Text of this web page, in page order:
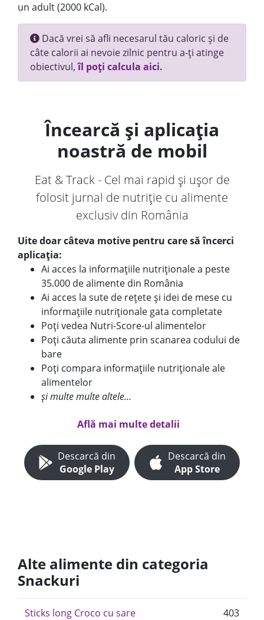
un adult (2000 kCal).
Dacă vrei să afli necesarul tău caloric și de
câte calorii ai nevoie zilnic pentru a-ți atinge
obiectivul,îl poți calcula aici.
Încearcă și aplicația
noastră de mobil
Eat & Track - Cel mai rapid și ușor de
folosit jurnal de nutriție cu alimente
exclusiv din România
Uite doar câteva motive pentru care să încerci
aplicația:
Ai acces la informațiile nutriționale a peste
35.000 de alimente din România
Ai acces la sute de rețete și idei de mese cu
informațiile nutriționale gata completate
Poți vedea Nutri-Score-ul alimentelor
Poți căuta alimente prin scanarea codului de
bare
Poți compara informațiile nutriționale ale
alimentelor
și multe multe altele...
Află mai multe detalii
Descarcă din
Google Play
Descarcă din
App Store
Alte alimente din categoria
Snackuri
Sticks long Croco cu sare
403